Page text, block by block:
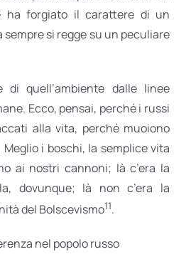
ha forgiato il carattere di un
sempre si regge su un peculiare
di quell’ambiente dalle linee
Ecco, pensai, perché i russi
alla vita, perché muoiono
i boschi, la semplice vita
ai nostri cannoni; là c’era la
dovunque; là non c’era la
del Bolscevismo11.
nel popolo russo